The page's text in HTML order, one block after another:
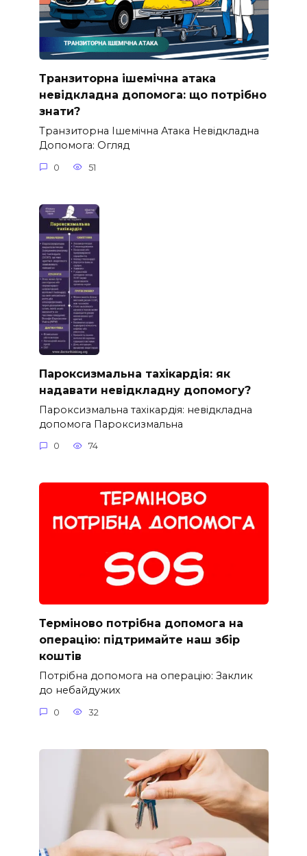
Транзиторна ішемічна атака
невідкладна допомога: що потрібно
знати?
Транзиторна Ішемічна Атака Невідкладна
Допомога: Огляд
0 51
Пароксизмальна тахікардія: як
надавати невідкладну допомогу?
Пароксизмальна тахікардія: невідкладна
допомога Пароксизмальна
0 74
Терміново потрібна допомога на
операцію: підтримайте наш збір
коштів
Потрібна допомога на операцію: Заклик
до небайдужих
0 32